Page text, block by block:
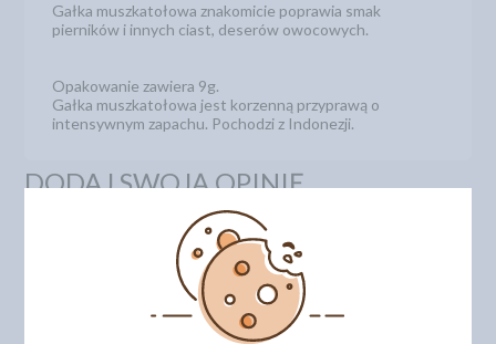
Gałka muszkatołowa znakomicie poprawia smak
pierników i innych ciast, deserów owocowych.
Opakowanie zawiera 9g.
Gałka muszkatołowa jest korzenną przyprawą o
intensywnym zapachu. Pochodzi z Indonezji.
DODAJ SWOJĄ OPINIĘ
PRODUKTY PODOBNE
INNI KLIENCI KUPILI TEŻ